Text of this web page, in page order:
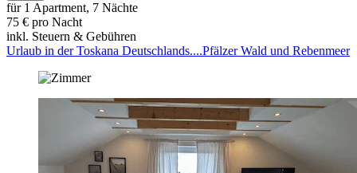
für 1 Apartment, 7 Nächte
75 € pro Nacht
inkl. Steuern & Gebühren
Urlaub in der Toskana Deutschlands....Pfälzer Wald und Rebenmeer